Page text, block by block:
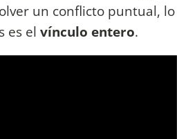
un conflicto puntual, lo
es el vínculo entero.